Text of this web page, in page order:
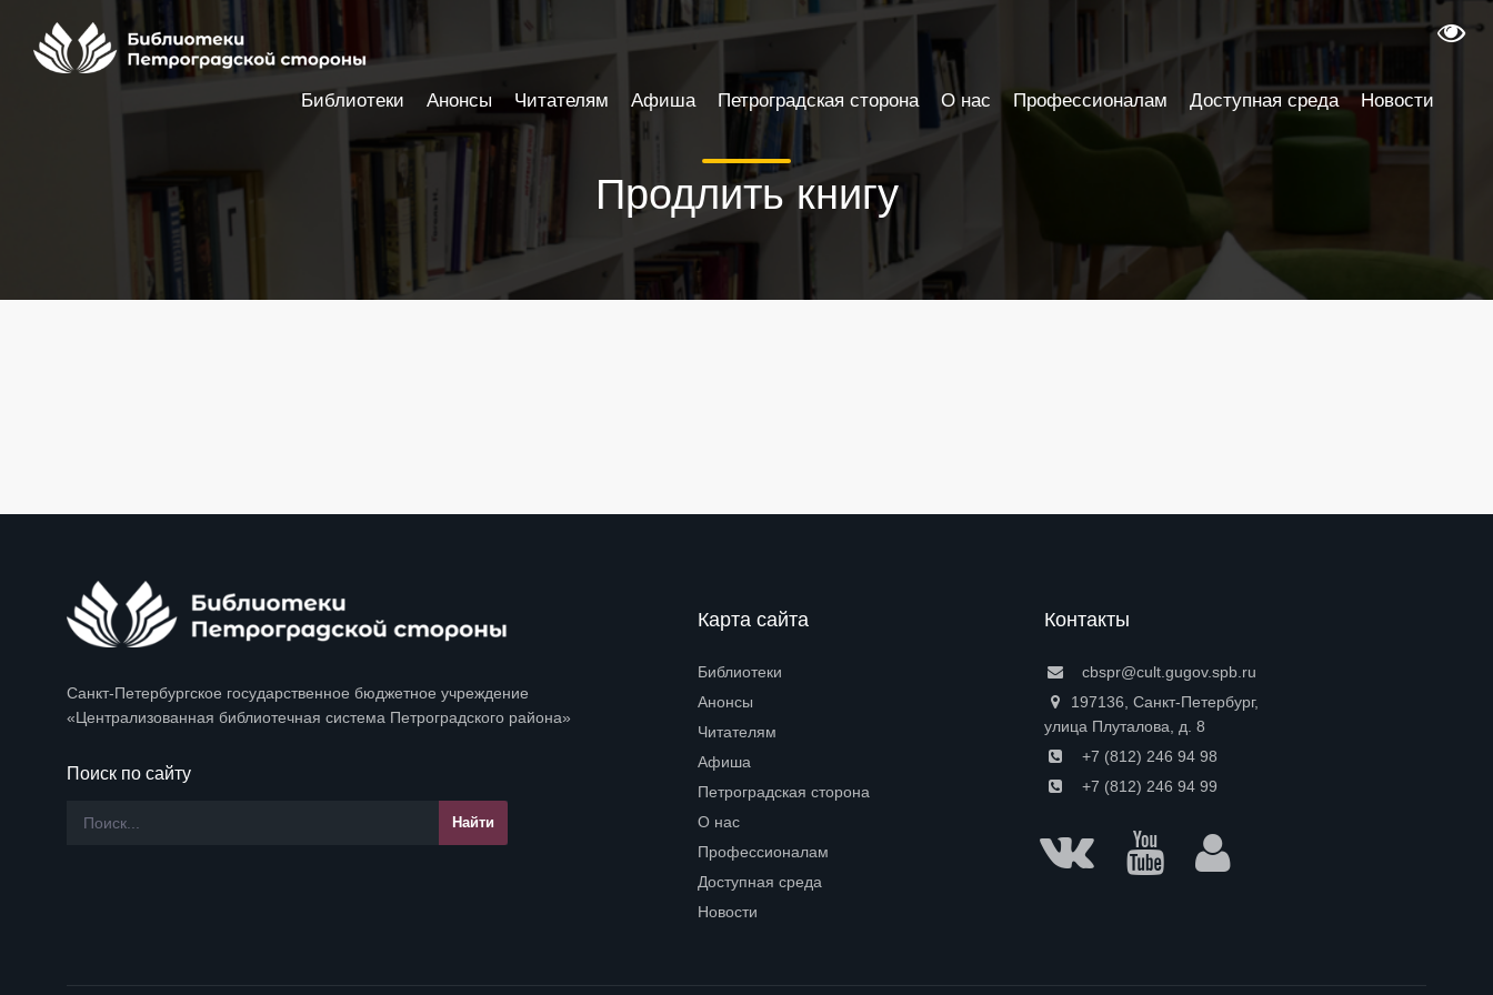
Продлить книгу
Санкт-Петербургское государственное бюджетное учреждение
«Централизованная библиотечная система Петроградского района»
Поиск по сайту
Карта сайта
Библиотеки
Анонсы
Читателям
Афиша
Петроградская сторона
О нас
Профессионалам
Доступная среда
Новости
Контакты
cbspr@cult.gugov.spb.ru
197136, Санкт-Петербург,
улица Плуталова, д. 8
+7 (812) 246 94 98
+7 (812) 246 94 99
Библиотеки Анонсы Читателям Афиша Петроградская сторона О нас Профессионалам Доступная среда Новости
Настройки доступности